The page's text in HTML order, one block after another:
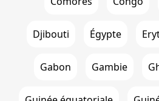
Djibouti Égypte
Gabon Gambie